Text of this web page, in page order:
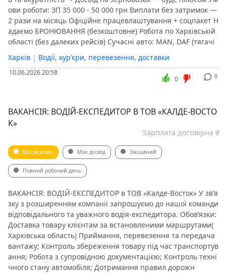
ови роботи: ЗП 35 000 - 50 000 грн Виплати без затримок —
2 рази на місяць Офіційне працевлаштування + соцпакет Н
адаємо БРОНЮВАННЯ (безкоштовне) Робота по Харківській
області (без далеких рейсів) Сучасні авто: MAN, DAF (тягачі
Харків | Водії, кур'єри, перевезення, доставки
10.06.2026 20:58 0
0
ВАКАНСІЯ: ВОДІЙ-ЕКСПЕДИТОР В ТОВ «КАЛДЕ-ВОСТО
К»
Зарплата договірна ₴
Без резюме Має досвід Змішаний
Повний робочий день
ВАКАНСІЯ: ВОДІЙ-ЕКСПЕДИТОР в ТОВ «Калде-Восток» У зв’я
зку з розширенням компанії запрошуємо до нашої команди
відповідального та уважного водія-експедитора. Обов’язки:
Доставка товару клієнтам за встановленими маршрутами(
Харківська область) Приймання, перевезення та передача
вантажу; Контроль збереження товару під час транспортув
ання; Робота з супровідною документацією; Контроль техні
чного стану автомобіля; Дотримання правил дорожн